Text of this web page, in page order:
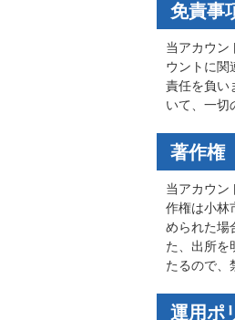
免責事
当アカウン
ウントに関
責任を負い
いて、一切
著作権
当アカウン
作権は小林
められた場
た、出所を
たるので、
運用ポ